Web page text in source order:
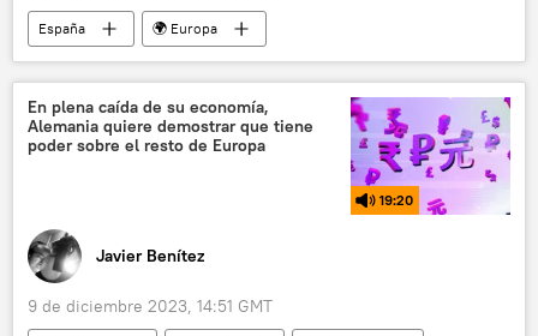
España
🌍 Europa
💬 Opinión y Análisis
📈 Mercados y finanzas
Ursula von der Leyen
Bélgica
Ucrania
Banco Central Europeo (BCE)
Comisión Europea
confiscación
📰 Suministro de armas a Ucrania
En plena caída de su economía,
Alemania quiere demostrar que tiene
poder sobre el resto de Europa
19:20
Javier Benítez
9 de diciembre 2023, 14:51 GMT